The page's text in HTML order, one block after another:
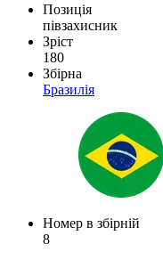
Позиція
півзахисник
Зріст
180
Збірна
Бразилія
Номер в збірній
8